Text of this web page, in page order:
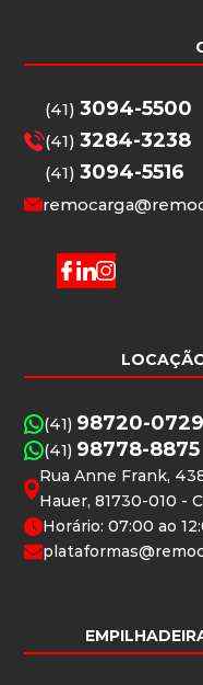
(41)3094-5500
(41)3284-3238
(41)3094-5516
(41) 98720-0729
(41) 98778-8875
Rua Anne Frank,
Hauer, 81730-010 -
Horário: 07:00 ao